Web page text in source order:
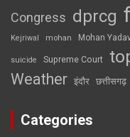
Congress dprcg
Kejriwal mohan Mohan
suicide Supreme Court
Weather इंदौर छत्तीसगढ़
Categories